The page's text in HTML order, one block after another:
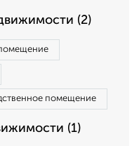
(2)
помещение
(1)